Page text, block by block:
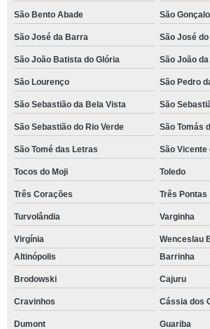
São Bento Abade São
São José da Barra São José
São João Batista do Glória São João
São Lourenço São Pedro
São Sebastião da Bela Vista São
São Sebastião do Rio Verde São Tomás
São Tomé das Letras São Vicente
Tocos do Moji Toledo
Três Corações Três Pontas
Turvolândia Varginha
Virgínia
Wenceslau
Altinópolis
Barrinha
Brodowski Cajuru
Cravinhos Cássia dos
Dumont Guariba